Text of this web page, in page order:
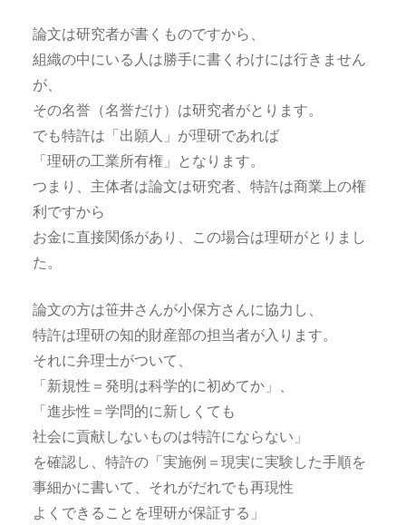
論文は研究者が書くものですから、
組織の中にいる人は勝手に書くわけには行きません
が、
その名誉（名誉だけ）は研究者がとります。
でも特許は「出願人」が理研であれば
「理研の工業所有権」となります。
つまり、主体者は論文は研究者、特許は商業上の権
利ですから
お金に直接関係があり、この場合は理研がとりまし
た。
論文の方は笹井さんが小保方さんに協力し、
特許は理研の知的財産部の担当者が入ります。
それに弁理士がついて、
「新規性＝発明は科学的に初めてか」、
「進歩性＝学問的に新しくても
社会に貢献しないものは特許にならない」
を確認し、特許の「実施例＝現実に実験した手順を
事細かに書いて、それがだれでも再現性
よくできることを理研が保証する」